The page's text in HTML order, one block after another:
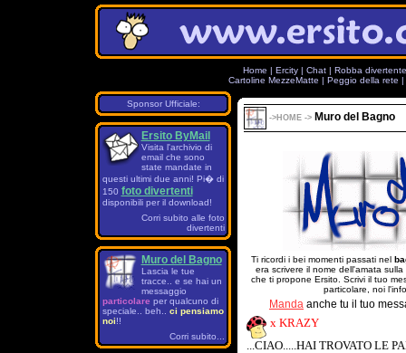
Home | Ercity | Chat | Robba
Cartoline MezzeMatte | Peggio della rete |
Sponsor Ufficiale:
Ersito ByMail
Visita l'archivio di
email che sono
state mandate in
questi ultimi due anni! Pi� di
150 foto divertenti
disponibili per il download!
Corri subito alle foto
divertenti
Muro del Bagno
Lascia le tue
tracce.. e se hai un
messaggio
particolare per qualcuno di
speciale.. beh.. ci pensiamo
noi!!
Corri subito...
-> HOME -> Muro del Bagno
Ti ricordi i bei momenti passati nel
era scrivere il nome dell'amata sulla
che ti propone Ersito. Scrivi il tuo
particolare, noi
Manda anche tu il tuo
x KRAZY
...CIAO.....HAI TROVATO LE